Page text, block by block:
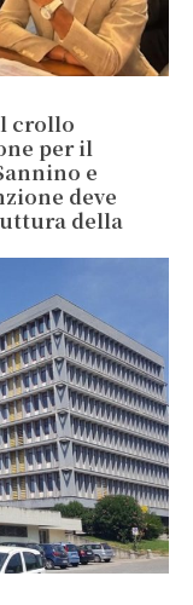
crollo
per il
e
deve
della